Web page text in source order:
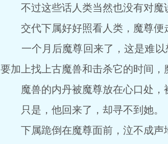
不过这些话人类当然也没有对魔
交代下属好好照看人类，魔尊便
一个月后魔尊回来了，这是难以
要加上找上古魔兽和击杀它的时间，
魔兽的内丹被魔尊放在心口处，
只是，他回来了，却寻不到她。
下属跪倒在魔尊面前，泣不成声